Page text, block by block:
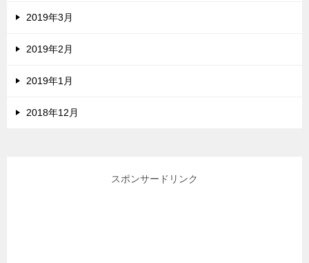
2019年3月
2019年2月
2019年1月
2018年12月
スポンサードリンク